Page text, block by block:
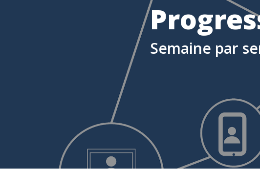
Semaine par